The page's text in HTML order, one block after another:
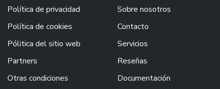
Política de privacidad
Política de cookies
Pólitica del sitio web
Partners
Otras condiciones
Sobre nosotros
Contacto
Servicios
Reseñas
Documentación